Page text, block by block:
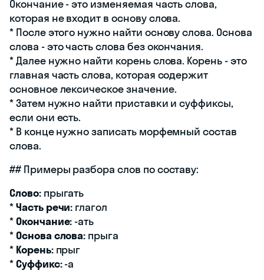
Окончание - это изменяемая часть слова,
которая не входит в основу слова.
* После этого нужно найти основу слова. Основа
слова - это часть слова без окончания.
* Далее нужно найти корень слова. Корень - это
главная часть слова, которая содержит
основное лексическое значение.
* Затем нужно найти приставки и суффиксы,
если они есть.
* В конце нужно записать морфемный состав
слова.
## Примеры разбора слов по составу:
Слово:прыгать
*Часть речи: глагол
*Окончание: -ать
*Основа слова: прыга
* Корень:прыг
*Суффикс:-а